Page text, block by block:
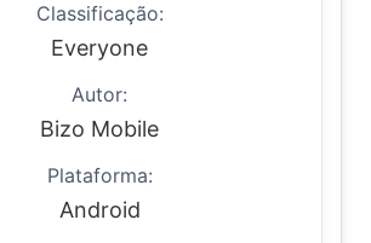
Classificação:
Everyone
Autor:
Bizo Mobile
Plataforma:
Android